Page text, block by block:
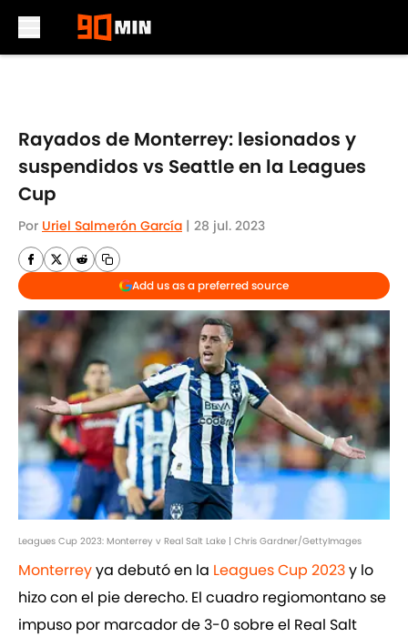
Rayados de Monterrey: lesionados y
suspendidos vs Seattle en la Leagues
Cup
Por Uriel Salmerón García | 28 jul. 2023
Add us as a preferred source
Leagues Cup 2023: Monterrey v Real Salt Lake | Chris Gardner/GettyImages
Monterreyya debutó en la Leagues Cup 2023y lo
hizo con el pie derecho. El cuadro regiomontano se
impuso por marcador de 3-0 sobre el Real Salt